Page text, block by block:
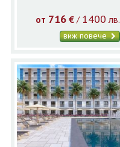
от 716 €/ 1400 лв.
виж повече